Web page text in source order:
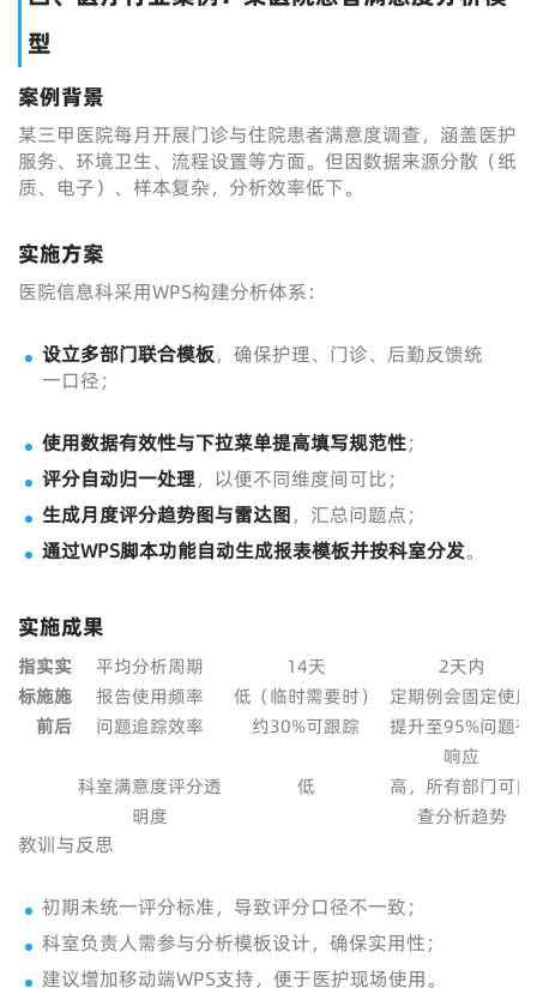
型
案例背景
某三甲医院每月开展门诊与住院患者满意度调查，涵盖医护
服务、环境卫生、流程设置等方面。但因数据来源分散（纸
质、电子）、样本复杂，分析效率低下。
实施方案
医院信息科采用WPS构建分析体系：
设立多部门联合模板，确保护理、门诊、后勤反馈统
一口径；
使用数据有效性与下拉菜单提高填写规范性；
评分自动归一处理，以便不同维度间可比；
生成月度评分趋势图与雷达图，汇总问题点；
通过WPS脚本功能自动生成报表模板并按科室分发。
实施成果
指
标
实
施
前
实
施
后
平均分析周期 14天
2天内
报告使用频率
低（临时需要时）
定期例会固定使用
问题追踪效率
约30%可跟踪
提升至95%问题有
响应
科室满意度评分透
明度
低
高，所有部门可自
查分析趋势
教训与反思
初期未统一评分标准，导致评分口径不一致；
科室负责人需参与分析模板设计，确保实用性；
建议增加移动端WPS支持，便于医护现场使用。